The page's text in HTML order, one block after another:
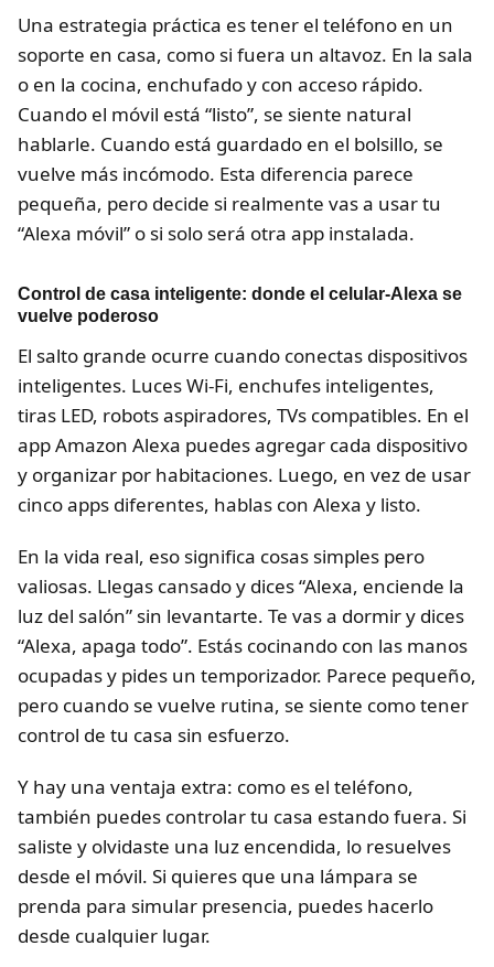
Una estrategia práctica es tener el teléfono en un
soporte en casa, como si fuera un altavoz. En la sala
o en la cocina, enchufado y con acceso rápido.
Cuando el móvil está “listo”, se siente natural
hablarle. Cuando está guardado en el bolsillo, se
vuelve más incómodo. Esta diferencia parece
pequeña, pero decide si realmente vas a usar tu
“Alexa móvil” o si solo será otra app instalada.
Control de casa inteligente: donde el celular-Alexa se
vuelve poderoso
El salto grande ocurre cuando conectas dispositivos
inteligentes. Luces Wi-Fi, enchufes inteligentes,
tiras LED, robots aspiradores, TVs compatibles. En el
app Amazon Alexa puedes agregar cada dispositivo
y organizar por habitaciones. Luego, en vez de usar
cinco apps diferentes, hablas con Alexa y listo.
En la vida real, eso significa cosas simples pero
valiosas. Llegas cansado y dices “Alexa, enciende la
luz del salón” sin levantarte. Te vas a dormir y dices
“Alexa, apaga todo”. Estás cocinando con las manos
ocupadas y pides un temporizador. Parece pequeño,
pero cuando se vuelve rutina, se siente como tener
control de tu casa sin esfuerzo.
Y hay una ventaja extra: como es el teléfono,
también puedes controlar tu casa estando fuera. Si
saliste y olvidaste una luz encendida, lo resuelves
desde el móvil. Si quieres que una lámpara se
prenda para simular presencia, puedes hacerlo
desde cualquier lugar.